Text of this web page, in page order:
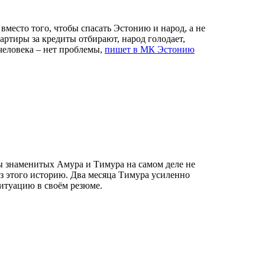
того, чтобы спасать Эстонию и народ, а не
за кредиты отбирают, народ голодает,
– нет проблемы, пишет в МК Эстонию
знаменитых Амура и Тимура на самом деле не
этого историю. Два месяца Тимура усиленно
в своём резюме.